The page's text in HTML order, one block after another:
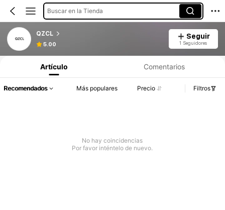
Buscar en la Tienda
QZCL
5.00
Seguir
1 Seguidores
Artículo Comentarios
Recomendados Más populares Precio Filtros
No hay coincidencias
Por favor inténtelo de nuevo.